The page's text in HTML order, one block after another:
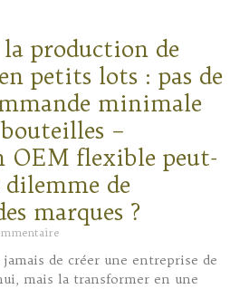
production de
petits lots : pas de
minimale
–
OEM flexible peut-
de
marques ?
de créer une entreprise de
mais la transformer en une